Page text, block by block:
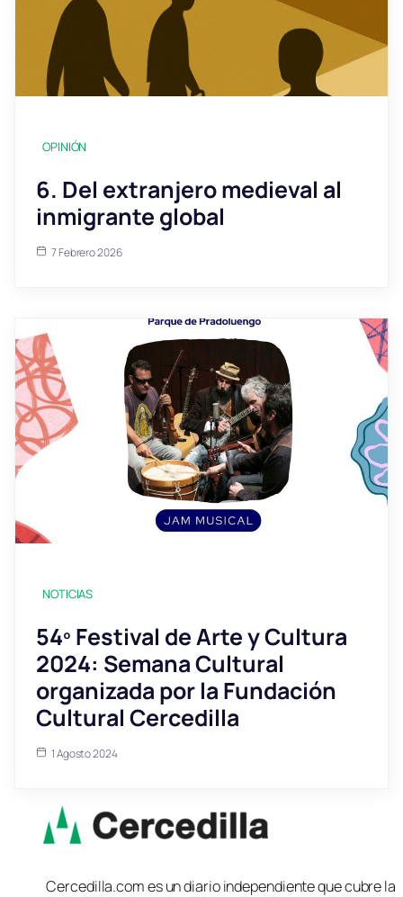
OPINIÓN
6. Del extranjero medieval al
inmigrante global
7 Febrero 2026
NOTICIAS
54º Festival de Arte y Cultura
2024: Semana Cultural
organizada por la Fundación
Cultural Cercedilla
1 Agosto 2024
Cercedilla.com es un diario independiente que cubre la